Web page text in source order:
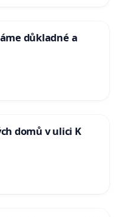
důkladné a
domů v ulici K